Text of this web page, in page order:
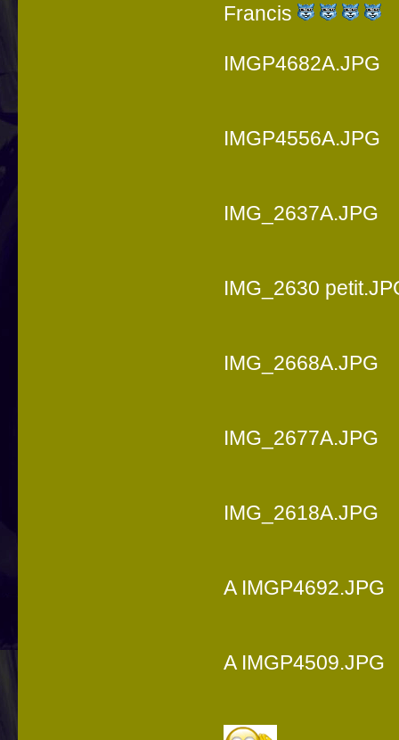
Francis
IMGP4682A.JPG
IMGP4556A.JPG
IMG_2637A.JPG
IMG_2630
IMG_2668A.JPG
IMG_2677A.JPG
IMG_2618A.JPG
A IMGP4692.JPG
A IMGP4509.JPG